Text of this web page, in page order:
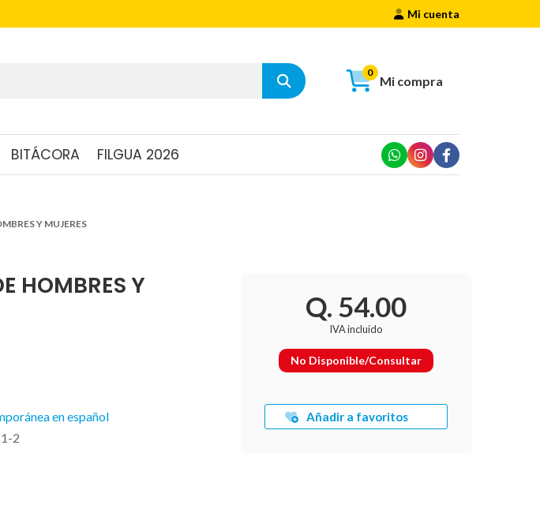
Mi cuenta
Mi compra
0
BITÁCORA FILGUA 2026
Y MUJERES
HOMBRES Y
en español
2
Q. 54.00
IVA incluido
No Disponible/Consultar
Añadir a favoritos